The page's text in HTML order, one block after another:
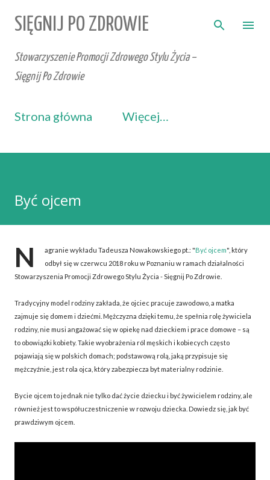
Przejdź do głównej zawartości
SIĘGNIJ PO ZDROWIE
Stowarzyszenie Promocji Zdrowego Stylu Życia –
Sięgnij Po Zdrowie
Strona główna Więcej…
Być ojcem
N agranie wykładu Tadeusza Nowakowskiego pt.: "Być ojcem​", który
odbył się w czerwcu 2018 roku w Poznaniu w ramach działalności
Stowarzyszenia Promocji Zdrowego Stylu Życia - Sięgnij Po Zdrowie.
Tradycyjny model rodziny zakłada, że ojciec pracuje zawodowo, a matka
zajmuje się domem i dziećmi. Mężczyzna dzięki temu, że spełnia rolę żywiciela
rodziny, nie musi angażować się w opiekę nad dzieckiem i prace domowe – są
to obowiązki kobiety. Takie wyobrażenia ról męskich i kobiecych często
pojawiają się w polskich domach; podstawową rolą, jaką przypisuje się
mężczyźnie, jest rola ojca, który zabezpiecza byt materialny rodzinie.
Bycie ojcem to jednak nie tylko dać życie dziecku i być żywicielem rodziny, ale
również jest to współuczestniczenie w rozwoju dziecka. Dowiedz się, jak być
prawdziwym ojcem.